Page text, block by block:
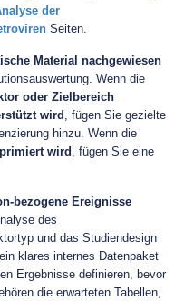
der
Seiten.
Material nachgewiesen
Wenn die
oder Zielbereich
wird , fügen Sie gezielte
hinzu. Wenn die
wird , fügen Sie eine
bezogene Ereignisse
des
und das Studiendesign
klares internes Datenpaket
Ergebnisse definieren, bevor
die erwarteten Tabellen,